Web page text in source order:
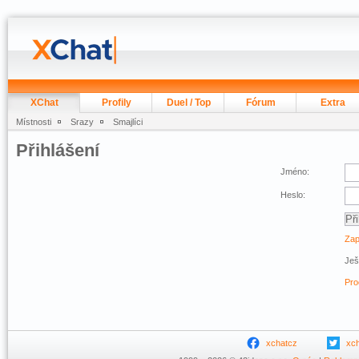
XChat Profily Duel / Top Fórum Extra
Místnosti Srazy Smajlíci
Přihlášení
Jméno:
Heslo:
xchatcz